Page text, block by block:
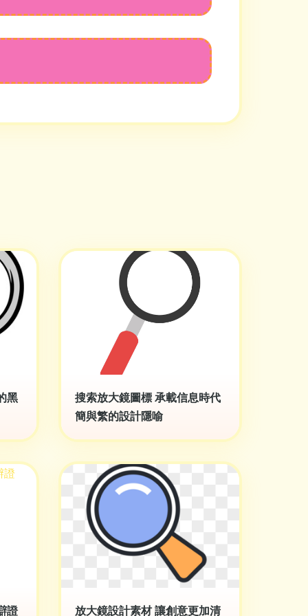
黑
搜索放大鏡圖標 承載信息時代
簡與繁的設計隱喻
證 放大鏡設計素材 讓創意更加清